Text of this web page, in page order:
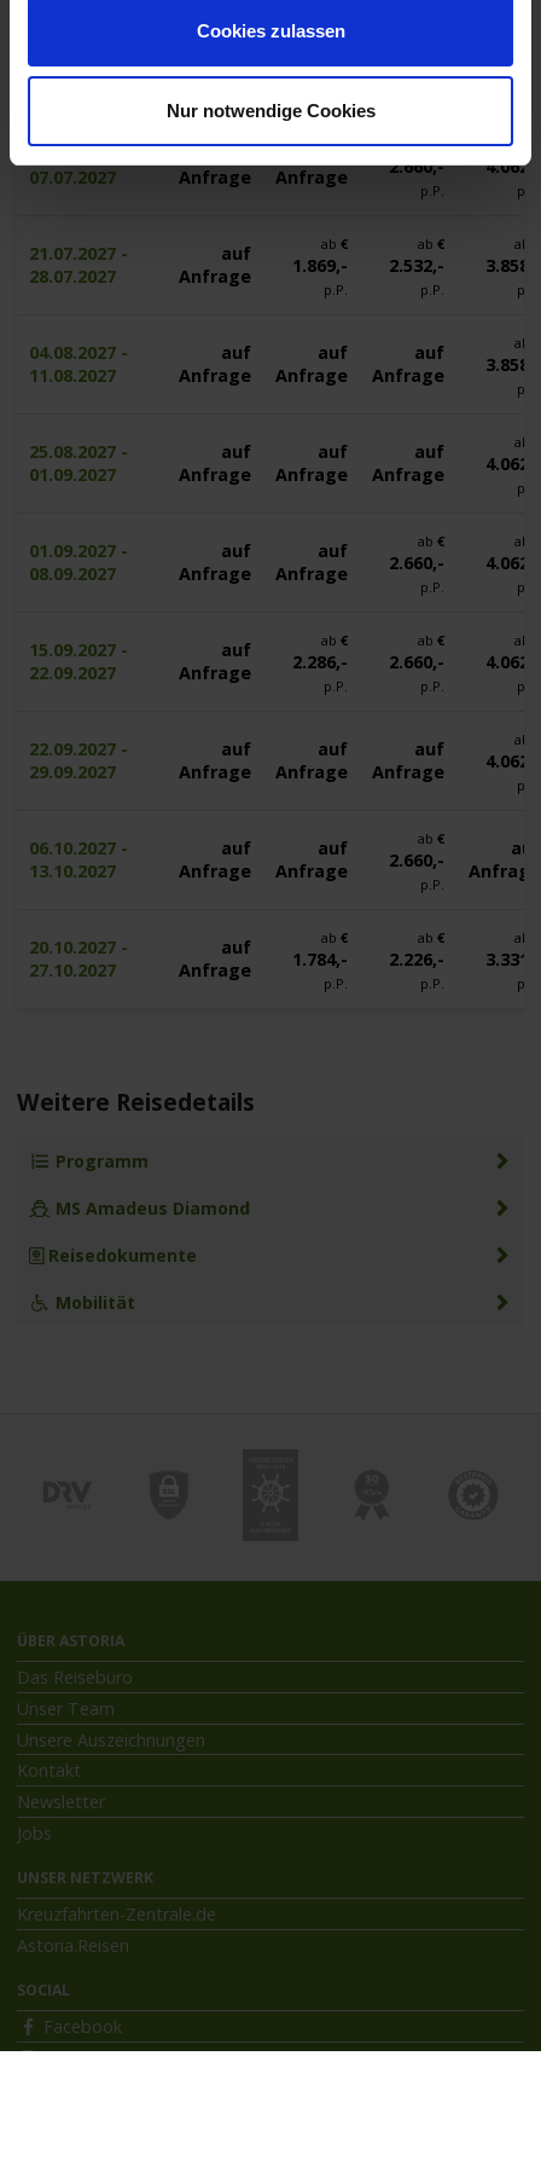
Cookies zulassen
Nur notwendige Cookies
23.06.2027
Anfrage
Anfrage
3.476,- 4.062,-
07.07.2027
Anfrage
Anfrage
ab€
2.660,-
p.P.
4.062,-
p.P.
21.07.2027 -
28.07.2027
auf
Anfrage
ab€
1.869,-
p.P.
ab€
2.532,-
p.P.
ab
3.858,-
p.P.
04.08.2027 -
11.08.2027
auf
Anfrage
auf
Anfrage
auf
Anfrage
ab
3.858,-
p.P.
25.08.2027 -
01.09.2027
auf
Anfrage
auf
Anfrage
auf
Anfrage
ab
4.062,-
p.P.
01.09.2027 -
08.09.2027
auf
Anfrage
auf
Anfrage
ab€
2.660,-
p.P.
ab
4.062,-
p.P.
15.09.2027 -
22.09.2027
auf
Anfrage
ab€
2.286,-
p.P.
ab€
2.660,-
p.P.
ab
4.062,-
p.P.
22.09.2027 -
29.09.2027
auf
Anfrage
auf
Anfrage
auf
Anfrage
ab
4.062,-
p.P.
06.10.2027 -
13.10.2027
auf
Anfrage
auf
Anfrage
ab€
2.660,-
p.P.
auf
Anfrage
20.10.2027 -
27.10.2027
auf
Anfrage
ab€
1.784,-
p.P.
ab€
2.226,-
p.P.
ab
3.331,-
p.P.
Weitere Reisedetails
Programm
MS Amadeus Diamond
Reisedokumente
Mobilität
ÜBER ASTORIA
Das Reisebüro
Unser Team
Unsere Auszeichnungen
Kontakt
Newsletter
Jobs
UNSER NETZWERK
Kreuzfahrten-Zentrale.de
Astoria.Reisen
SOCIAL
Facebook
Instagram